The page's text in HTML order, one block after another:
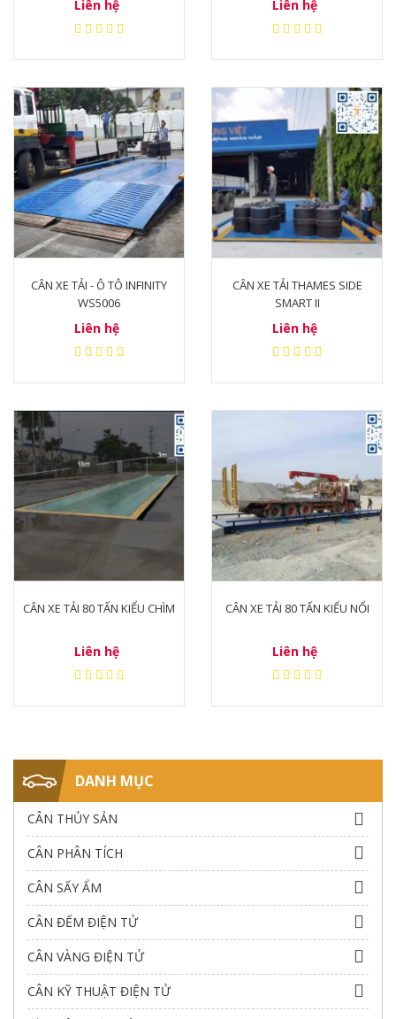
Liên hệ Liên hệ
CÂN XE TẢI - Ô TÔ INFINITY
WS5006
Liên hệ
CÂN XE TẢI THAMES SIDE
SMART II
Liên hệ
CÂN XE TẢI 80 TẤN KIỂU CHÌM
Liên hệ
CÂN XE TẢI 80 TẤN KIỂU NỔI
Liên hệ
DANH MỤC
CÂN THỦY SẢN
CÂN PHÂN TÍCH
CÂN SẤY ẨM
CÂN ĐẾM ĐIỆN TỬ
CÂN VÀNG ĐIỆN TỬ
CÂN KỸ THUẬT ĐIỆN TỬ